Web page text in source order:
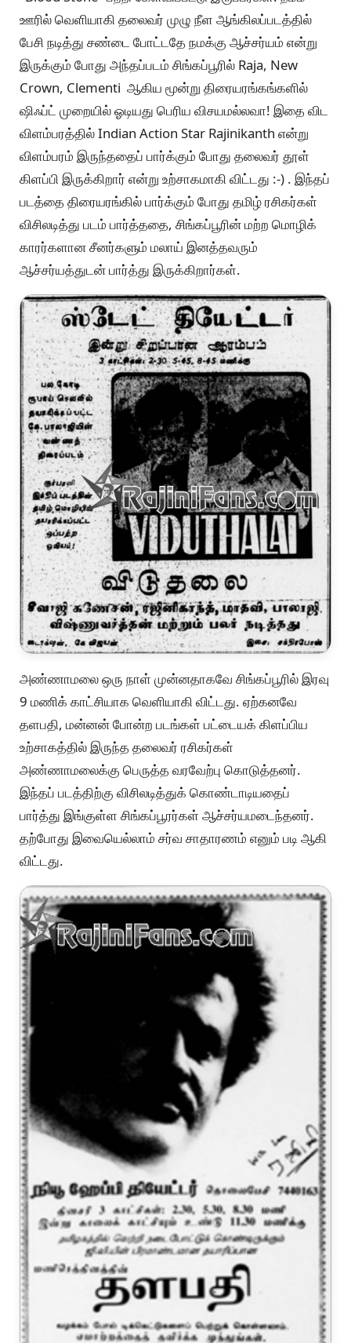
ஊரில் வெளியாகி தலைவர் முழு நீள ஆங்கிலப்படத்தில்
பேசி நடித்து சண்டை போட்டதே நமக்கு ஆச்சர்யம் என்று
இருக்கும் போது அந்தப்படம் சிங்கப்பூரில் Raja, New
Crown, Clementi ஆகிய மூன்று திரையரங்கங்களில்
ஷிஃப்ட் முறையில் ஓடியது பெரிய விசயமல்லவா! இதை விட
விளம்பரத்தில் Indian Action Star Rajinikanth என்று
விளம்பரம் இருந்ததைப் பார்க்கும் போது தலைவர் தூள்
கிளப்பி இருக்கிறார் என்று உற்சாகமாகி விட்டது :-) . இந்தப்
படத்தை திரையரங்கில் பார்க்கும் போது தமிழ் ரசிகர்கள்
விசிலடித்து படம் பார்த்ததை, சிங்கப்பூரின் மற்ற மொழிக்
காரர்களான சீனர்களும் மலாய் இனத்தவரும்
ஆச்சர்யத்துடன் பார்த்து இருக்கிறார்கள்.
அண்ணாமலை ஒரு நாள் முன்னதாகவே சிங்கப்பூரில் இரவு
9 மணிக் காட்சியாக வெளியாகி விட்டது. ஏற்கனவே
தளபதி, மன்னன் போன்ற படங்கள் பட்டையக் கிளப்பிய
உற்சாகத்தில் இருந்த தலைவர் ரசிகர்கள்
அண்ணாமலைக்கு பெருத்த வரவேற்பு கொடுத்தனர்.
இந்தப் படத்திற்கு விசிலடித்துக் கொண்டாடியதைப்
பார்த்து இங்குள்ள சிங்கப்பூரர்கள் ஆச்சர்யமடைந்தனர்.
தற்போது இவையெல்லாம் சர்வ சாதாரணம் எனும் படி ஆகி
விட்டது.